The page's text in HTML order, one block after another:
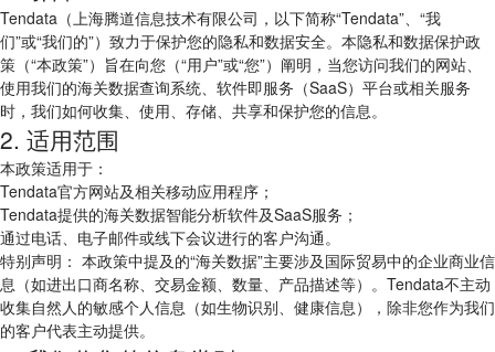
Tendata（上海腾道信息技术有限公司，以下简称“Tendata”、“我
们”或“我们的”）致力于保护您的隐私和数据安全。本隐私和数据保护政
策（“本政策”）旨在向您（“用户”或“您”）阐明，当您访问我们的网站、
使用我们的海关数据查询系统、软件即服务（SaaS）平台或相关服务
时，我们如何收集、使用、存储、共享和保护您的信息。
2. 适用范围
本政策适用于：
Tendata官方网站及相关移动应用程序；
Tendata提供的海关数据智能分析软件及SaaS服务；
通过电话、电子邮件或线下会议进行的客户沟通。
特别声明： 本政策中提及的“海关数据”主要涉及国际贸易中的企业商业信
息（如进出口商名称、交易金额、数量、产品描述等）。Tendata不主动
收集自然人的敏感个人信息（如生物识别、健康信息），除非您作为我们
的客户代表主动提供。